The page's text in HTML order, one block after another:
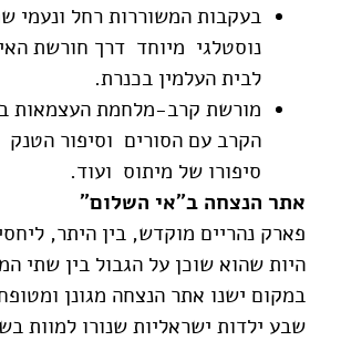
בעקבות המשוררות רחל ונעמי
נוסטלגי מיוחד דרך חורשת
לבית העלמין בכנרת.
מורשת קרב-מלחמת העצמאות
הקרב עם הסורים וסיפור הטנק
סיפורו של מיתוס ועוד.
אתר הנצחה ב"אי השלום"
פארק נהריים מוקדש, בין היתר,
היות שהוא שוכן על הגבול בין שתי
במקום ישנו אתר הנצחה מגונן